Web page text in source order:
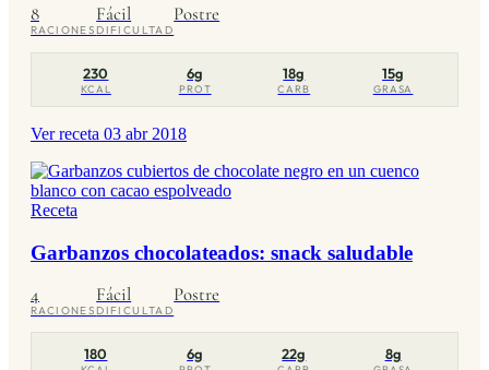
8
RACIONES
Fácil
DIFICULTAD
Postre
230
KCAL
6g
PROT
18g
CARB
15g
GRASA
Ver receta 03 abr 2018
Receta
Garbanzos chocolateados: snack saludable
4
RACIONES
Fácil
DIFICULTAD
Postre
180 6g 22g 8g